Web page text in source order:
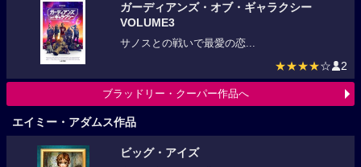
ガーディアンズ・オブ・ギャラクシー
VOLUME3
サノスとの戦いで最愛の恋...
★★★★☆ 2
ブラッドリー・クーパー作品へ
エイミー・アダムス作品
ビッグ・アイズ